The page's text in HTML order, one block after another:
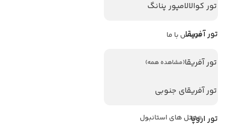
تور کوالالامپور پنانگ
تور آفریقا
تور آفریقا(مشاهده همه)
تور آفریقای جنوبی
تور اروپا
تماس با ما
هتل های پر بازدید
هتل های استانبول